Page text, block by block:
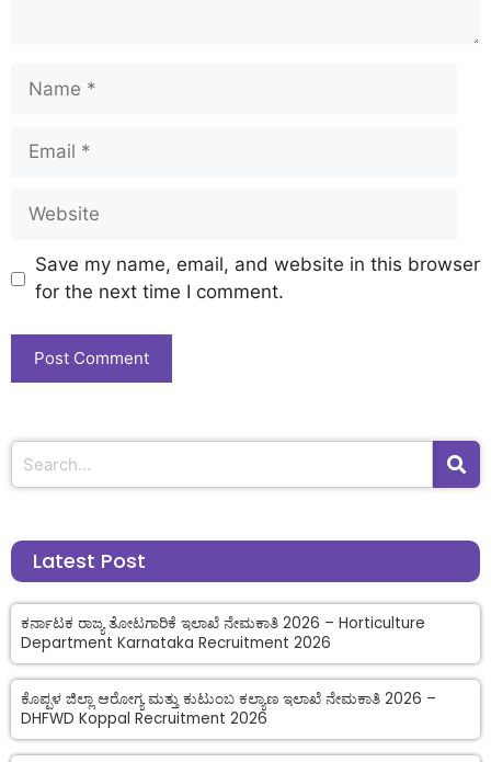
Save my name, email, and website in this browser
for the next time I comment.
Latest Post
ಕರ್ನಾಟಕ ರಾಜ್ಯ ತೋಟಗಾರಿಕೆ ಇಲಾಖೆ ನೇಮಕಾತಿ 2026 – Horticulture
Department Karnataka Recruitment 2026
ಕೊಪ್ಪಳ ಜಿಲ್ಲಾ ಆರೋಗ್ಯ ಮತ್ತು ಕುಟುಂಬ ಕಲ್ಯಾಣ ಇಲಾಖೆ ನೇಮಕಾತಿ 2026 –
DHFWD Koppal Recruitment 2026